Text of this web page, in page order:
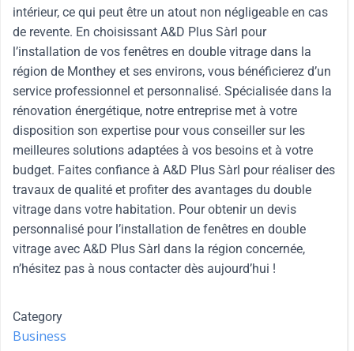
intérieur, ce qui peut être un atout non négligeable en cas
de revente. En choisissant A&D Plus Sàrl pour
l’installation de vos fenêtres en double vitrage dans la
région de Monthey et ses environs, vous bénéficierez d’un
service professionnel et personnalisé. Spécialisée dans la
rénovation énergétique, notre entreprise met à votre
disposition son expertise pour vous conseiller sur les
meilleures solutions adaptées à vos besoins et à votre
budget. Faites confiance à A&D Plus Sàrl pour réaliser des
travaux de qualité et profiter des avantages du double
vitrage dans votre habitation. Pour obtenir un devis
personnalisé pour l’installation de fenêtres en double
vitrage avec A&D Plus Sàrl dans la région concernée,
n’hésitez pas à nous contacter dès aujourd’hui !
Category
Business